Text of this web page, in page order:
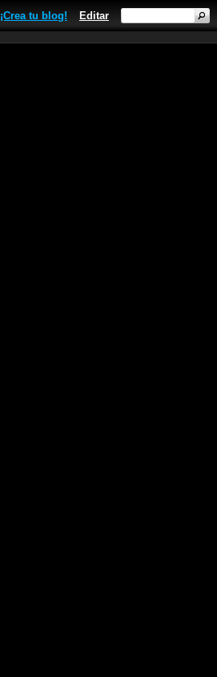
Editar
¡Crea tu blog!